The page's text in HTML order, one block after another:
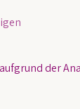
der